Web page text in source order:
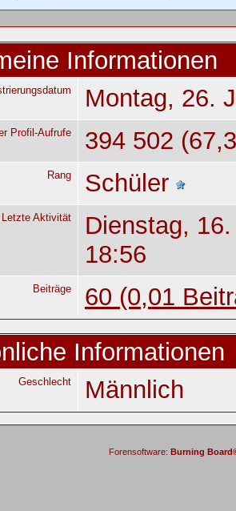
Informationen
Montag, 26.
Profil-Aufrufe 394 502
Rang Schüler
Letzte Aktivität
Dienstag,
18:56
Beiträge
60 (0,01
Informationen
Geschlecht Männlich
Forensoftware: Burning